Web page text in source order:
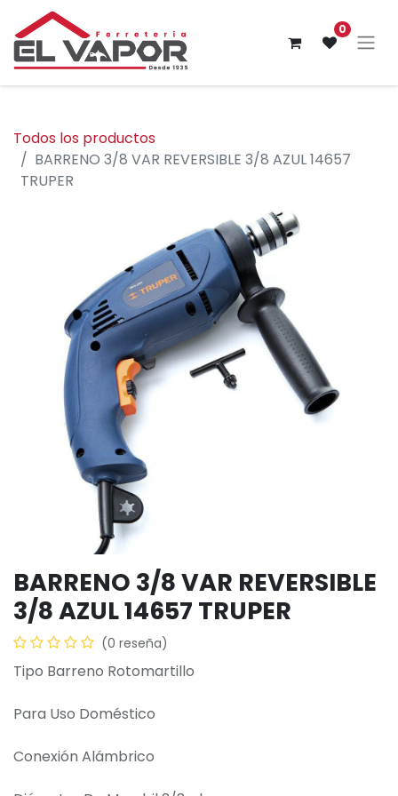
0
Todos los productos
BARRENO 3/8 VAR REVERSIBLE 3/8 AZUL 14657
TRUPER
BARRENO 3/8 VAR REVERSIBLE
3/8 AZUL 14657 TRUPER
(0 reseña)
Tipo Barreno Rotomartillo
Para Uso Doméstico
Conexión Alámbrico